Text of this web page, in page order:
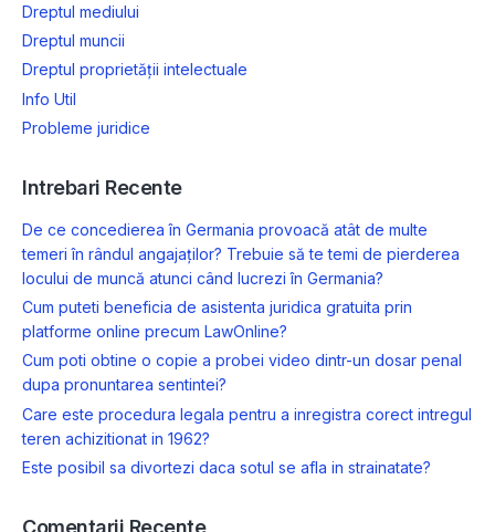
Dreptul mediului
Dreptul muncii
Dreptul proprietății intelectuale
Info Util
Probleme juridice
Intrebari Recente
De ce concedierea în Germania provoacă atât de multe
temeri în rândul angajaților? Trebuie să te temi de pierderea
locului de muncă atunci când lucrezi în Germania?
Cum puteti beneficia de asistenta juridica gratuita prin
platforme online precum LawOnline?
Cum poti obtine o copie a probei video dintr-un dosar penal
dupa pronuntarea sentintei?
Care este procedura legala pentru a inregistra corect intregul
teren achizitionat in 1962?
Este posibil sa divortezi daca sotul se afla in strainatate?
Comentarii Recente